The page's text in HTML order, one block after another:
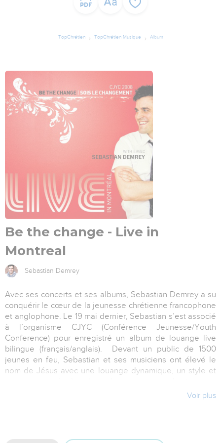
TopChrétien TopChrétien Musique Album
Be the change - Live in
Montreal
Sebastian Demrey
Avec ses concerts et ses albums, Sebastian Demrey a su
conquérir le cœur de la jeunesse chrétienne francophone
et anglophone. Le 19 mai dernier, Sebastian s’est associé
à l’organisme CJYC (Conférence Jeunesse/Youth
Conference) pour enregistré un album de louange live
bilingue (français/anglais). Devant un public de 1500
jeunes en feu, Sebastian et ses musiciens ont élevé le
nom de Jésus avec une louange dynamique, un style et
interpellent, et ont définitivement marqué un moment fort
Voir plus